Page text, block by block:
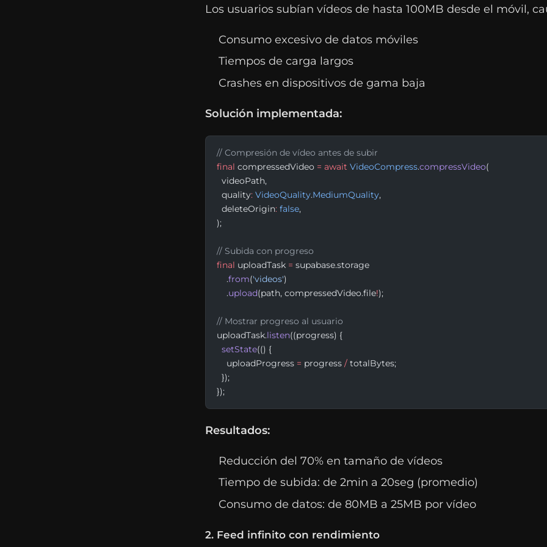
Los usuarios subían vídeos de hasta 100MB desde el móvil,
Consumo excesivo de datos móviles
Tiempos de carga largos
Crashes en dispositivos de gama baja
Solución implementada:
// Compresión de vídeo antes de subir
final compressedVideo = await VideoCompress.compressVideo(
  videoPath,
  quality
: VideoQuality.MediumQuality,
  deleteOrigin
: false,
);
// Subida con progreso
final uploadTask = supabase.storage
    .
from('videos')
    .
upload(path, compressedVideo.file!);
// Mostrar progreso al usuario
uploadTask.listen((progress) {
  setState
(() {
    uploadProgress
= progress / totalBytes;
  });
});
Resultados:
Reducción del 70% en tamaño de vídeos
Tiempo de subida: de 2min a 20seg (promedio)
Consumo de datos: de 80MB a 25MB por vídeo
2. Feed infinito con rendimiento